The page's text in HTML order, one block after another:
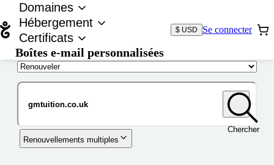
Domaines
Hébergement
Certificats
Boîtes e-mail personnalisées
$ USD Se connecter
Chercher
Renouvellements multiples